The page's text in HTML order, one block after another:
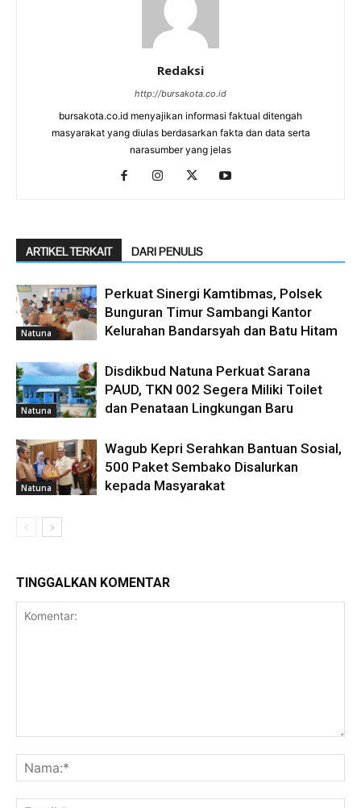
Redaksi
http://bursakota.co.id
bursakota.co.id menyajikan informasi faktual ditengah
masyarakat yang diulas berdasarkan fakta dan data serta
narasumber yang jelas
ARTIKEL TERKAIT DARI PENULIS
Natuna
Perkuat Sinergi Kamtibmas, Polsek
Bunguran Timur Sambangi Kantor
Kelurahan Bandarsyah dan Batu Hitam
Natuna
Disdikbud Natuna Perkuat Sarana
PAUD, TKN 002 Segera Miliki Toilet
dan Penataan Lingkungan Baru
Natuna
Wagub Kepri Serahkan Bantuan Sosial,
500 Paket Sembako Disalurkan
kepada Masyarakat
TINGGALKAN KOMENTAR